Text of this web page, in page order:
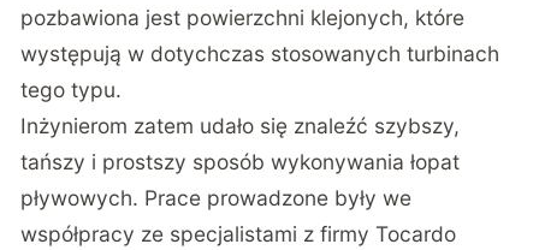
pozbawiona jest powierzchni klejonych, które
występują w dotychczas stosowanych turbinach
tego typu.
Inżynierom zatem udało się znaleźć szybszy,
tańszy i prostszy sposób wykonywania łopat
pływowych. Prace prowadzone były we
współpracy ze specjalistami z firmy Tocardo